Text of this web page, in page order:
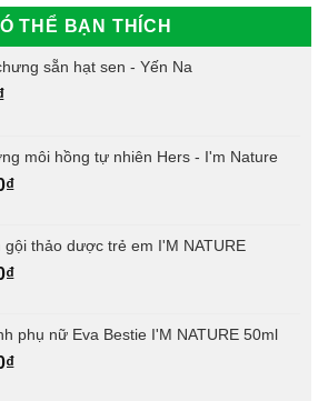
THỂ BẠN THÍCH
sẵn hạt sen - Yến Na
môi hồng tự nhiên Hers - I'm Nature
₫
gội thảo dược trẻ em I'M NATURE
₫
phụ nữ Eva Bestie I'M NATURE 50ml
₫